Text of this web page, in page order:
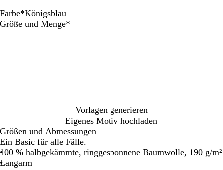
Farbe*Königsblau
F
h
e
s
M
G
t
W
O
M
T
z
K
R
Größe und Menge*
Vorlagen generieren
Eigenes Motiv hochladen
Größen und Abmessungen
Ein Basic für alle Fälle.
100 % halbgekämmte, ringgesponnene Baumwolle, 190 g/m²
Langarm